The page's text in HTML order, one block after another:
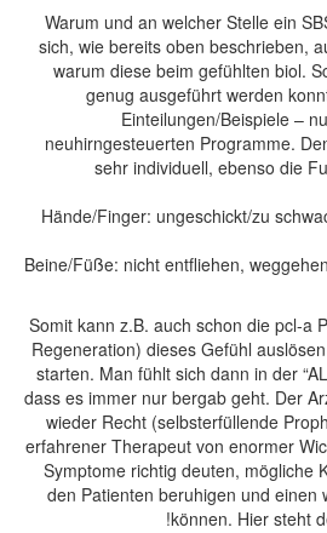
Warum und an welcher Stelle ein
sich, wie bereits oben beschrieben,
warum diese beim gefühlten biol.
genug ausgeführt werden
Einteilungen/Beispiele –
neuhirngesteuerten Programme.
sehr individuell, ebenso die
– Hände/Finger: ungeschickt/zu
– Beine/Füße: nicht entfliehen,
Somit kann z.B. auch schon die pcl-a
Regeneration) dieses Gefühl
starten. Man fühlt sich dann in der
dass es immer nur bergab geht. Der
wieder Recht (selbsterfüllende
erfahrener Therapeut von enormer
Symptome richtig deuten, mögliche
den Patienten beruhigen und einen
können. Hier steht